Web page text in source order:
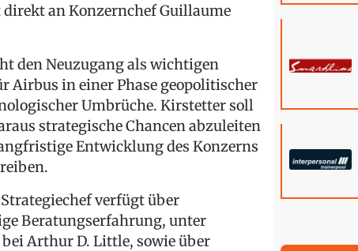
an Konzernchef Guillaume
den Neuzugang als wichtigen
Airbus in einer Phase geopolitischer
Umbrüche. Kirstetter soll
strategische Chancen abzuleiten
Entwicklung des Konzerns
Strategiechef verfügt über
Beratungserfahrung, unter
Arthur D. Little, sowie über